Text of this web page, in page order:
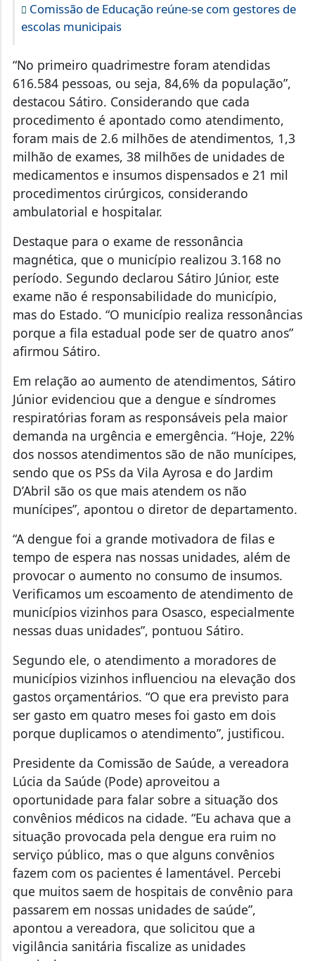
Comissão de Educação reúne-se com gestores de
escolas municipais
“No primeiro quadrimestre foram atendidas
616.584 pessoas, ou seja, 84,6% da população”,
destacou Sátiro. Considerando que cada
procedimento é apontado como atendimento,
foram mais de 2.6 milhões de atendimentos, 1,3
milhão de exames, 38 milhões de unidades de
medicamentos e insumos dispensados e 21 mil
procedimentos cirúrgicos, considerando
ambulatorial e hospitalar.
Destaque para o exame de ressonância
magnética, que o município realizou 3.168 no
período. Segundo declarou Sátiro Júnior, este
exame não é responsabilidade do município,
mas do Estado. “O município realiza ressonâncias
porque a fila estadual pode ser de quatro anos”
afirmou Sátiro.
Em relação ao aumento de atendimentos, Sátiro
Júnior evidenciou que a dengue e síndromes
respiratórias foram as responsáveis pela maior
demanda na urgência e emergência. “Hoje, 22%
dos nossos atendimentos são de não munícipes,
sendo que os PSs da Vila Ayrosa e do Jardim
D’Abril são os que mais atendem os não
munícipes”, apontou o diretor de departamento.
“A dengue foi a grande motivadora de filas e
tempo de espera nas nossas unidades, além de
provocar o aumento no consumo de insumos.
Verificamos um escoamento de atendimento de
municípios vizinhos para Osasco, especialmente
nessas duas unidades”, pontuou Sátiro.
Segundo ele, o atendimento a moradores de
municípios vizinhos influenciou na elevação dos
gastos orçamentários. “O que era previsto para
ser gasto em quatro meses foi gasto em dois
porque duplicamos o atendimento”, justificou.
Presidente da Comissão de Saúde, a vereadora
Lúcia da Saúde (Pode) aproveitou a
oportunidade para falar sobre a situação dos
convênios médicos na cidade. “Eu achava que a
situação provocada pela dengue era ruim no
serviço público, mas o que alguns convênios
fazem com os pacientes é lamentável. Percebi
que muitos saem de hospitais de convênio para
passarem em nossas unidades de saúde”,
apontou a vereadora, que solicitou que a
vigilância sanitária fiscalize as unidades